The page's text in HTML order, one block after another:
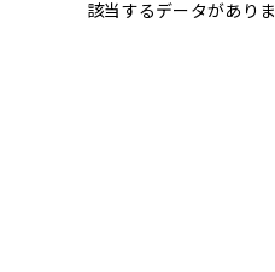
該当するデータがあり